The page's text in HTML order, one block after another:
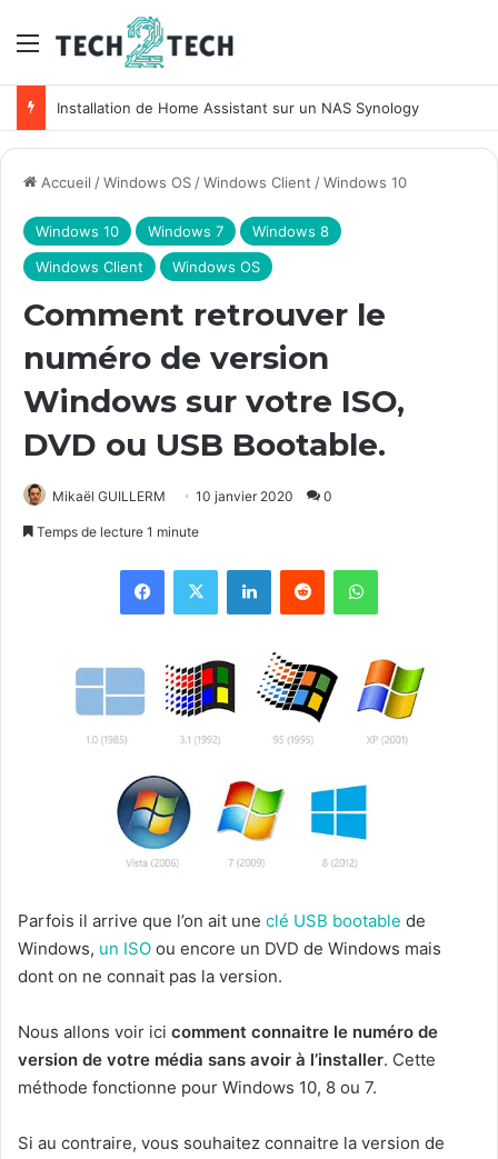
Menu
Installation de Home Assistant sur un NAS Synology
Accueil /Windows OS/Windows Client /Windows 10
Windows 10 Windows 7
Windows 8
Windows Client
Windows OS
Comment retrouver le
numéro de version
Windows sur votre ISO,
DVD ou USB Bootable.
Mikaël GUILLERM 10 janvier 2020 0
Temps de lecture 1 minute
Facebook
X LinkedinReddit WhatsApp
Parfois il arrive que l’on ait une clé USB bootable de
Windows, un ISO ou encore un DVD de Windows mais
dont on ne connait pas la version.
Nous allons voir ici comment connaitre le numéro de
version de votre média sans avoir à l’installer. Cette
méthode fonctionne pour Windows 10, 8 ou 7.
Si au contraire, vous souhaitez connaitre la version de